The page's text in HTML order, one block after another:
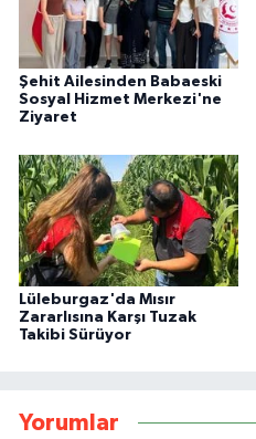
Şehit Ailesinden Babaeski
Sosyal Hizmet Merkezi'ne
Ziyaret
Lüleburgaz'da Mısır
Zararlısına Karşı Tuzak
Takibi Sürüyor
Yorumlar